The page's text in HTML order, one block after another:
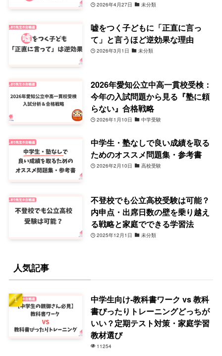
2026年4月27日 未分類
嘘をつく子どもに「正直に言っ
て」と言うほど逆効果な理由
2026年3月1日 未分類
2026年愛知公立中高一貫校受検：
今年の入試問題から見る『塾に頼
らない』合格戦略
2026年1月10日 中学受験
中学生・塾なしで良い成績を取る
ためのオススメ問題集・参考書
2026年2月10日 高校受験
不登校でも公立高校受験は可能？
内申点・出席日数の壁を乗り越え
る戦略と家庭でできる学習法
2025年12月1日 未分類
人気記事
中学生向け-教科書ワーク vs 教科
書ぴったりトレーニングどっちが
いい？定期テスト対策・家庭学習
教材選び
11254